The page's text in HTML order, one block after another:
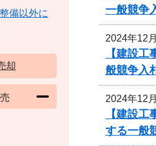
一般競争
2024年12
【建設
般競争入
2024年12
【建設
する一般
備以外に
却